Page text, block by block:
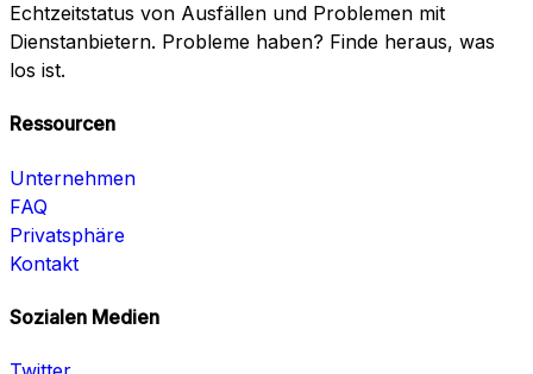
Echtzeitstatus von Ausfällen und Problemen mit
Dienstanbietern. Probleme haben? Finde heraus, was
los ist.
Ressourcen
Unternehmen
FAQ
Privatsphäre
Kontakt
Sozialen Medien